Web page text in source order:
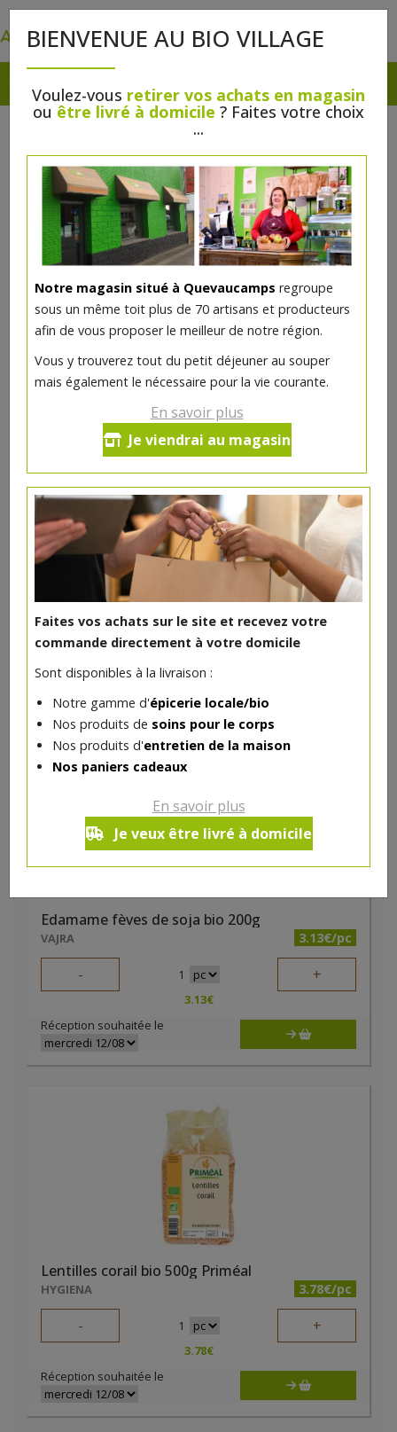
BIENVENUE AU BIO VILLAGE
Voulez-vous retirer vos achats en magasin
ou être livré à domicile ? Faites votre choix
...
Notre magasin situé à Quevaucamps regroupe
sous un même toit plus de 70 artisans et producteurs
afin de vous proposer le meilleur de notre région.
Vous y trouverez tout du petit déjeuner au souper
mais également le nécessaire pour la vie courante.
En savoir plus
Je viendrai au magasin
Faites vos achats sur le site et recevez votre
commande directement à votre domicile
Sont disponibles à la livraison :
Notre gamme d'épicerie locale/bio
Nos produits de soins pour le corps
Nos produits d'entretien de la maison
Nos paniers cadeaux
En savoir plus
Je veux être livré à domicile
Lingots blancs de Vendée bio
- 1
5.96
Réception souhaitée le
DANS LA MÊME CATÉGORIE ...
Edamame fèves de soja bio 200g
VAJRA 3.13€/pc
- 1 +
3.13€
Réception souhaitée le
Lentilles corail bio 500g Priméal
HYGIENA 3.78€/pc
- 1 +
3.78€
Réception souhaitée le